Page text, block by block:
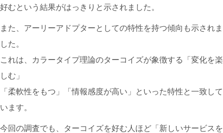
好むという結果がはっきりと示されました。
また、アーリーアドプターとしての特性を持つ傾向も示されま
した。
これは、カラータイプ理論のターコイズが象徴する「変化を楽
しむ」
「柔軟性をもつ」「情報感度が高い」といった特性と一致して
います。
今回の調査でも、 ターコイズを好む人ほど「新しいサービスを